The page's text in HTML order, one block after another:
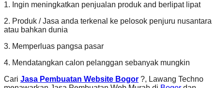
1. Ingin meningkatkan penjualan produk and berlipat lipat
2. Produk / Jasa anda terkenal ke pelosok penjuru nusantara
atau bahkan dunia
3. Memperluas pangsa pasar
4. Mendatangkan calon pelanggan sebanyak mungkin
Cari Jasa Pembuatan Website Bogor ?, Lawang Techno